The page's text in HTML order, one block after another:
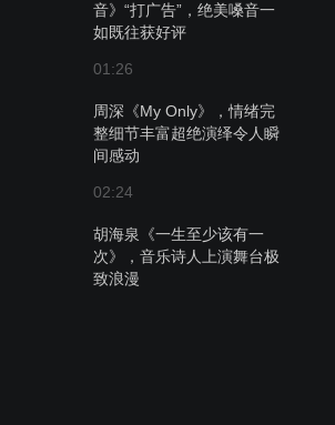
音》“打广告”，绝美嗓音一
如既往获好评
01:26
周深《My Only》，情绪完
整细节丰富超绝演绎令人瞬
间感动
02:24
胡海泉《一生至少该有一
次》，音乐诗人上演舞台极
致浪漫